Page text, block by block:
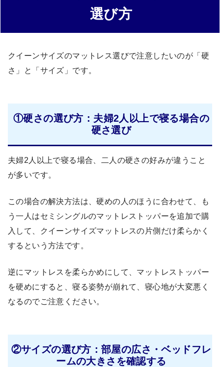
選び方
クイーンサイズのマットレス選びで注意したいのが「硬
さ」と「サイズ」です。
①硬さの選び方：夫婦2人以上で寝る場合の
硬さ選び
夫婦2人以上で寝る場合、二人の硬さの好みが違うこと
が多いです。
この場合の解決方法は、硬めの人のほうに合わせて、も
う一人はセミシングルのマットレストッパーを追加で購
入して、クイーンサイズマットレスの片側だけ柔らかく
するという方法です。
逆にマットレスを柔らかめにして、マットレストッパー
を硬めにすると、寝る姿勢が崩れて、寝心地が大変悪く
なるのでご注意ください。
②サイズの選び方：部屋の広さ・ベッドフレ
ームの大きさを確認する